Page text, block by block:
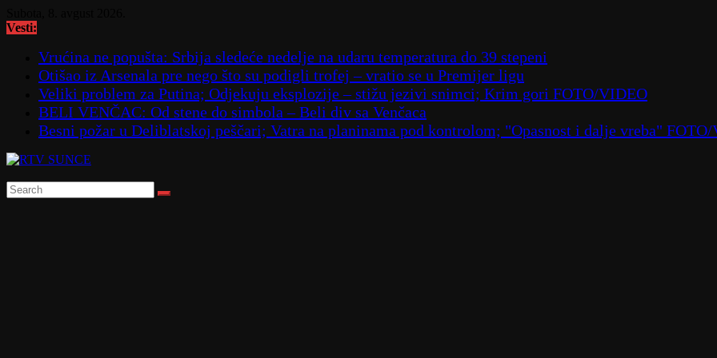
to
Vesti:
Vrućina ne popušta: Srbija sledeće nedelje na udaru temperatura do 39 stepeni
Otišao iz Arsenala pre nego što su podigli trofej – vratio se u Premijer ligu
Veliki problem za Putina; Odjekuju eksplozije – stižu jezivi snimci; Krim gori FOTO/VIDEO
BELI VENČAC: Od stene do simbola – Beli div sa Venčaca
Besni požar u Deliblatskoj peščari; Vatra na planinama pod kontrolom; "Opasnost i dalje vreba"